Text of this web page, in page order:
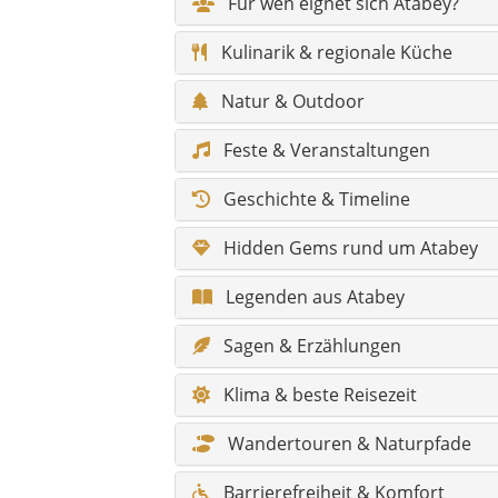
Sagen & Erzählungen
Klima & beste Reisezeit
Wandertouren & Naturpfade
Barrierefreiheit & Komfort
Infos für Reisende mit
Fotospots
Gesundheit & Notfall
Shopping & Märkte
Skurriles & Besonderheiten
Alle Sehenswürdigkeiten im